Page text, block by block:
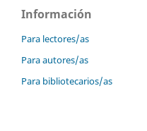
Información
Para lectores/as
Para autores/as
Para bibliotecarios/as